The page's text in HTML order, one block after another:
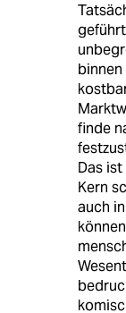
finde
Das
Kern
auch